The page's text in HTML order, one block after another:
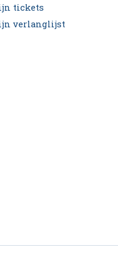
tickets
verlanglijst